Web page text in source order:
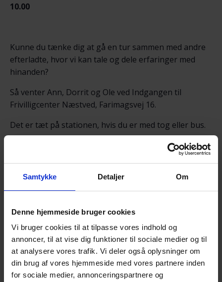
Samtykke Detaljer Om
Denne hjemmeside bruger cookies
Vi bruger cookies til at tilpasse vores indhold og
annoncer, til at vise dig funktioner til sociale medier og til
at analysere vores trafik. Vi deler også oplysninger om
din brug af vores hjemmeside med vores partnere inden
for sociale medier, annonceringspartnere og
10.00
Kunne du tænke dig at gå en tur sammen med andre
efterladte, hvor vi kan tale og dele erfaringer med
hinanden?
Så venter Ann, Dorrit og Ole ved Indgangen til
Frivilligcenter Næstved, Farimagsvej 16.
Det er tæt på stationen, hvis du er med tog eller bus.
Er du i bil kan du f.eks. parkere bag SparNord eller på
Gåturen sammen giver god mulighed for et varmt,
uformelt samvær i et fællesskab, hvor selvmord ikke
er tabu.
Turen varer ca. halvanden time, og så runder vi af